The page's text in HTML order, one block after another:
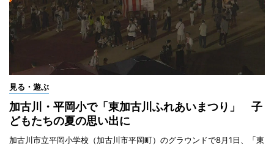
見る・遊ぶ
加古川・平岡小で「東加古川ふれあいまつり」 子
どもたちの夏の思い出に
加古川市立平岡小学校（加古川市平岡町）のグラウンドで8月1日、「東